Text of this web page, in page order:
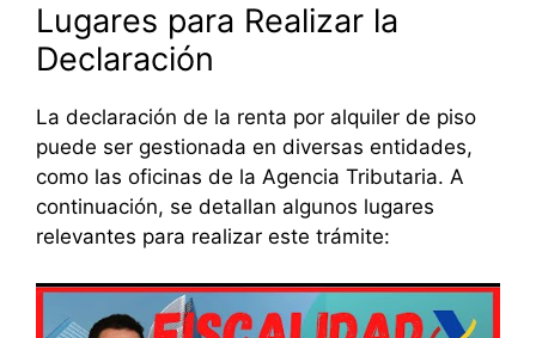
Lugares para Realizar la
Declaración
La declaración de la renta por alquiler de piso
puede ser gestionada en diversas entidades,
como las oficinas de la Agencia Tributaria. A
continuación, se detallan algunos lugares
relevantes para realizar este trámite: